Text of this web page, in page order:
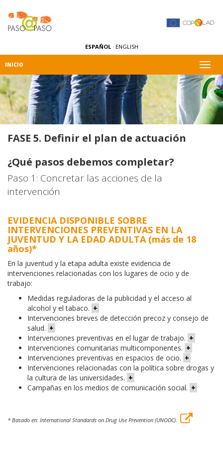
ESPAÑOL · ENGLISH
INICIO
FASE 5. Definir el plan de actuación
¿Qué pasos debemos completar?
Paso 1: Concretar las acciones de la
intervención
EVIDENCIA DISPONIBLE SOBRE
INTERVENCIONES PREVENTIVAS EN LA
JUVENTUD Y LA EDAD ADULTA (más de 18
años)*
En la juventud y la etapa adulta existe evidencia de
intervenciones relacionadas con los lugares de ocio y de
trabajo:
Medidas reguladoras de la publicidad y el acceso al
alcohol y el tabaco. +
Intervenciones breves de detección precoz y consejo de
salud. +
Intervenciones preventivas en el lugar de trabajo. +
Intervenciones comunitarias multicomponentes. +
Intervenciones preventivas en espacios de ocio. +
Intervenciones relacionadas con la política sobre drogas y
la cultura de las universidades. +
Campañas en los medios de comunicación social. +
* Basado en: International Standards on Drug Use Prevention (UNODC).